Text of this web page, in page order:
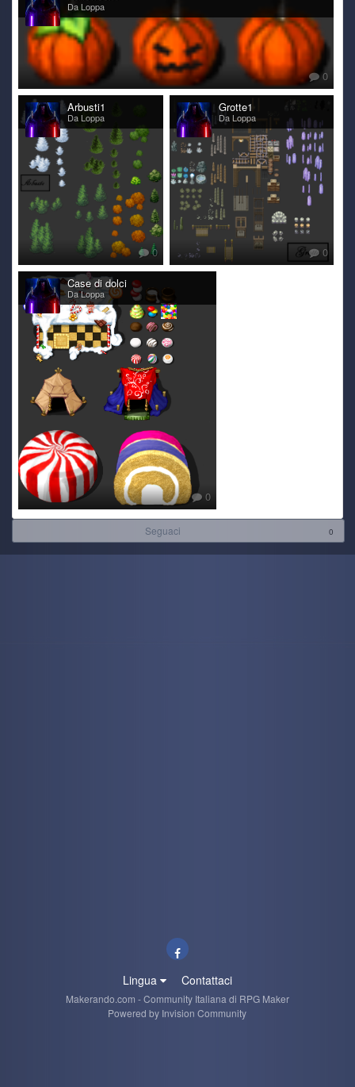
Da Loppa
0
Arbusti1
Da Loppa
0
Grotte1
Da Loppa
0
Case di dolci
Da Loppa
0
Seguaci 0
Lingua Contattaci
Makerando.com - Community Italiana di RPG Maker
Powered by Invision Community